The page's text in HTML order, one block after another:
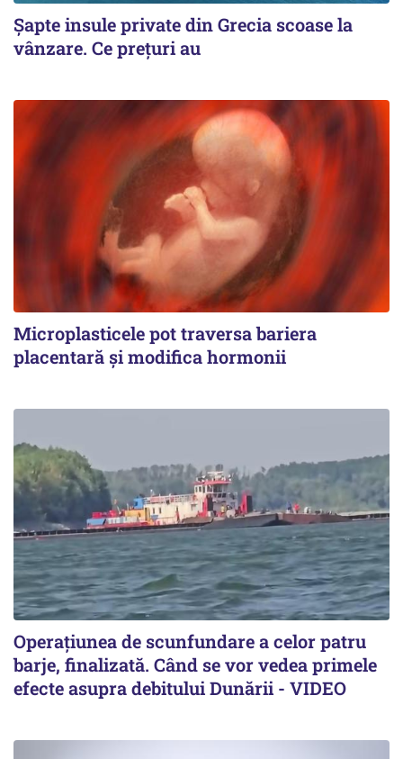
Șapte insule private din Grecia scoase la
vânzare. Ce prețuri au
Microplasticele pot traversa bariera
placentară și modifica hormonii
Operațiunea de scunfundare a celor patru
barje, finalizată. Când se vor vedea primele
efecte asupra debitului Dunării - VIDEO